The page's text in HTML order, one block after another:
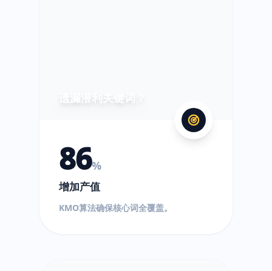
遗漏潜利关键词？
86%
增加产值
KMO算法确保核心词全覆盖。
!